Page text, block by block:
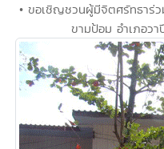
• ขอเชิญชวนผู้มีจิตศรัทธาร่
ขามป้อม อำเภอว